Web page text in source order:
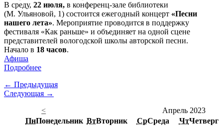
В среду, 22 июля, в конференц-зале библиотеки
(М. Ульяновой, 1) состоится ежегодный концерт «Песни
нашего лета». Мероприятие проводится в поддержку
фестиваля «Как раньше» и объединяет на одной сцене
представителей вологодской школы авторской песни.
Начало в 18 часов.
Афиша
Подробнее
← Предыдущая
Следующая →
<
Апрель 2023
ПнПонедельник ВтВторник СрСреда ЧтЧетверг